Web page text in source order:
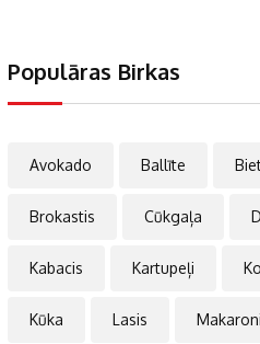
Populāras Birkas
Avokado Ballīte
Brokastis Cūkgaļa
Kabacis Kartupeļi
Kūka Lasis Makaroni